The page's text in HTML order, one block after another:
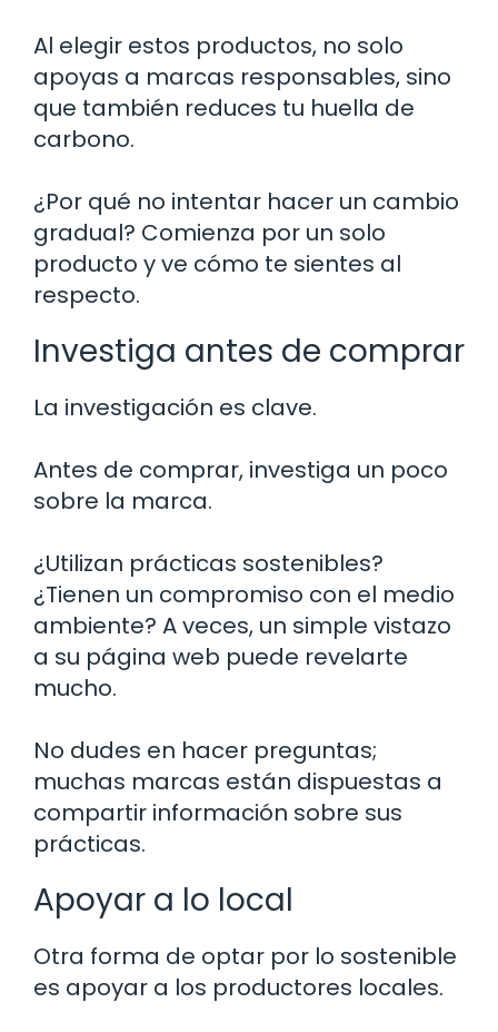
Al elegir estos productos, no solo
apoyas a marcas responsables, sino
que también reduces tu huella de
carbono.
¿Por qué no intentar hacer un cambio
gradual? Comienza por un solo
producto y ve cómo te sientes al
respecto.
Investiga antes de comprar
La investigación es clave.
Antes de comprar, investiga un poco
sobre la marca.
¿Utilizan prácticas sostenibles?
¿Tienen un compromiso con el medio
ambiente? A veces, un simple vistazo
a su página web puede revelarte
mucho.
No dudes en hacer preguntas;
muchas marcas están dispuestas a
compartir información sobre sus
prácticas.
Apoyar a lo local
Otra forma de optar por lo sostenible
es apoyar a los productores locales.